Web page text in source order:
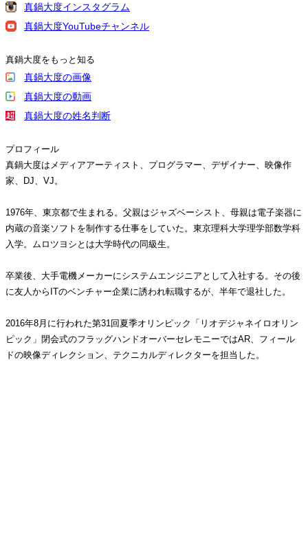
真鍋大度インスタグラム
真鍋大度YouTubeチャンネル
真鍋大度をもっと知る
真鍋大度の画像
真鍋大度の動画
真鍋大度の姓名判断
プロフィール
真鍋大度はメディアアーティスト、プログラマー、デザイナー、映像作
家、DJ、VJ。
1976年、東京都で生まれる。父親はジャズベーシスト、母親は電子楽器に
内蔵の音楽ソフトを制作する仕事をしていた。東京理科大学理学部数学科
入学。ムロツヨシとは大学時代の同級生。
卒業後、大手電機メーカーにシステムエンジニアとして入社する。その後
に友人からITのベンチャー企業に誘われ転職するが、半年で退社した。
2016年8月に行われた第31回夏季オリンピック「リオデジャネイロオリン
ピック」閉会式のフラッグハンドオーバーセレモニーではAR、フィール
ドの映像ディレクション、テクニカルディレクターを担当した。